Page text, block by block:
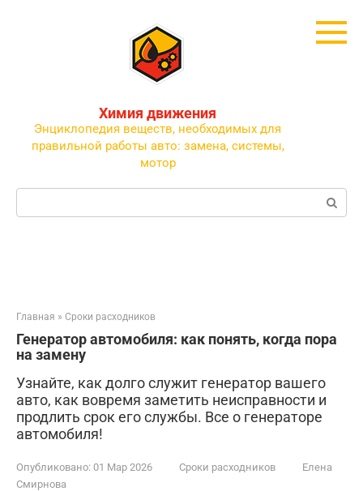
Химия движения
Энциклопедия веществ, необходимых для
правильной работы авто: замена, системы,
мотор
Поиск:
Главная » Сроки расходников
Генератор автомобиля: как понять, когда пора
на замену
Узнайте, как долго служит генератор вашего
авто, как вовремя заметить неисправности и
продлить срок его службы. Все о генераторе
автомобиля!
Опубликовано: 01 Мар 2026 Сроки расходников
Елена
Смирнова